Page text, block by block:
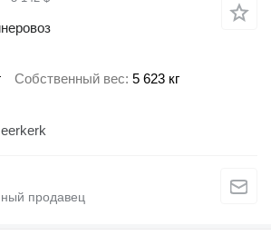
Собственный вес 5 623 кг